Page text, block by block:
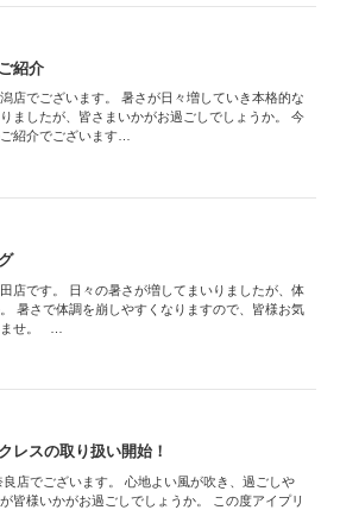
紹介
店でございます。 暑さが日々増していき本格的な
ましたが、皆さまいかがお過ごしでしょうか。 今
紹介でございます…
店です。 日々の暑さが増してまいりましたが、体
暑さで体調を崩しやすくなりますので、皆様お気
ませ。 …
レスの取り扱い開始！
店でございます。 心地よい風が吹き、過ごしや
皆様いかがお過ごしでしょうか。 この度アイプリ